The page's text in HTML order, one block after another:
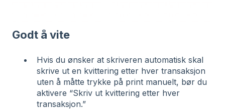
Godt å vite
Hvis du ønsker at skriveren automatisk skal
skrive ut en kvittering etter hver transaksjon
uten å måtte trykke på print manuelt, bør du
aktivere “Skriv ut kvittering etter hver
transaksjon.”